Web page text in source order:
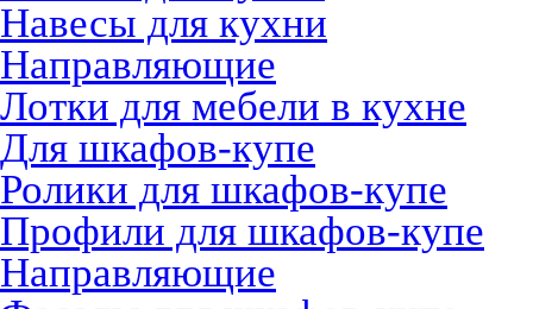
Навесы для кухни
Направляющие
Лотки для мебели в кухне
Для шкафов-купе
Ролики для шкафов-купе
Профили для шкафов-купе
Направляющие